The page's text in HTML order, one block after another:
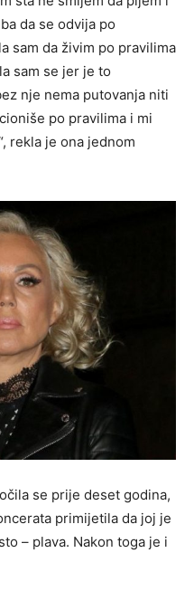
da se odvija po
sam da živim po pravilima
sam se jer je to
nje nema putovanja niti
po pravilima i mi
rekla je ona jednom
se prije deset godina,
primijetila da joj je
– plava. Nakon toga je i